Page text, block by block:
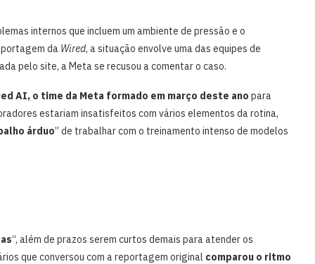
internos que incluem um ambiente de pressão e o
da Wired, a situação envolve uma das equipes de
pelo site, a Meta se recusou a comentar o caso.
AI, o time da Meta formado em março deste ano para
estariam insatisfeitos com vários elementos da rotina,
árduo” de trabalhar com o treinamento intenso de modelos
“, além de prazos serem curtos demais para atender os
que conversou com a reportagem original comparou o ritmo